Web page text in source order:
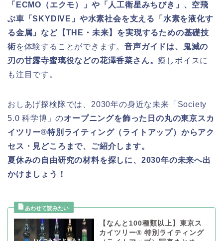
「ECMO（エクモ）」や「人工衛星みちびき」、空飛
ぶ車「SKYDIVE」や水素社会を支える「水素を液化す
る金属」など【THE・未来】を実現するための基礎技
術を体験することができます。音声ガイドは、鬼滅の
刃の甘露寺蜜璃役などの花澤香菜さん。癒しボイスに
も注目です。
おしあげ探検隊では、2030年の身近な未来「Society
5.0 科学博」のオープニングを飾った日の丸の東京スカ
イツリー®特別ライティング（ライトアップ）からアク
セス・見どころまで、ご紹介します。
夏休みの自由研究の材料を探しに、2030年の未来へ出
かけましょう！
【なんと100種類以上】東京ス
カイツリー® 特別ライティング